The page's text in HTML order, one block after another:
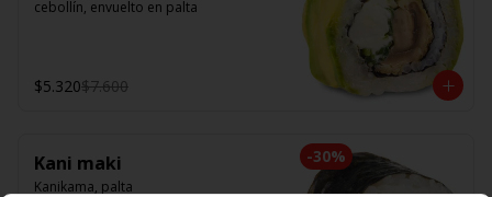
cebollín, envuelto en palta
$5.320$7.600
-30%
Kani maki
Kanikama, palta